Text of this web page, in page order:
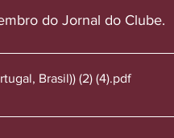
do Jornal do Clube.
Brasil)) (2) (4).pdf